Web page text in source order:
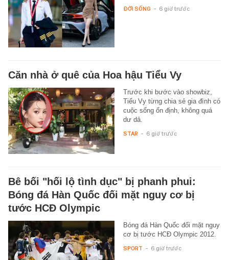
ĐỜI SỐNG - 6 giờ trước
Căn nhà ở quê của Hoa hậu Tiểu Vy
Trước khi bước vào showbiz,
Tiểu Vy từng chia sẻ gia đình có
cuộc sống ổn định, không quá
dư dả.
STAR - 6 giờ trước
Bê bối "hối lộ tình dục" bị phanh phui:
Bóng đá Hàn Quốc đối mặt nguy cơ bị
tước HCĐ Olympic
Bóng đá Hàn Quốc đối mặt nguy
cơ bị tước HCĐ Olympic 2012.
SPORT - 6 giờ trước